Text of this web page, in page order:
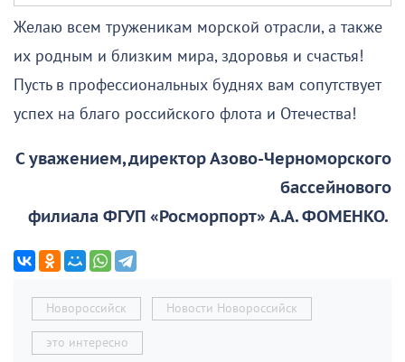
Желаю всем труженикам морской отрасли, а также
их родным и близким мира, здоровья и счастья!
Пусть в профессиональных буднях вам сопутствует
успех на благо российского флота и Отечества!
С уважением, директор Азово-Черноморского
бассейнового
филиала ФГУП «Росморпорт» А.А. ФОМЕНКО.
Новороссийск Новости Новороссийск
это интересно